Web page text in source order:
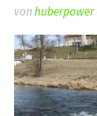
vonhuberpower